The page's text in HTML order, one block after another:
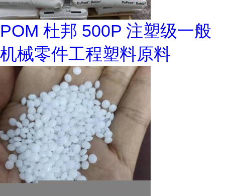
POM 杜邦 500P 注塑级一般
机械零件工程塑料原料